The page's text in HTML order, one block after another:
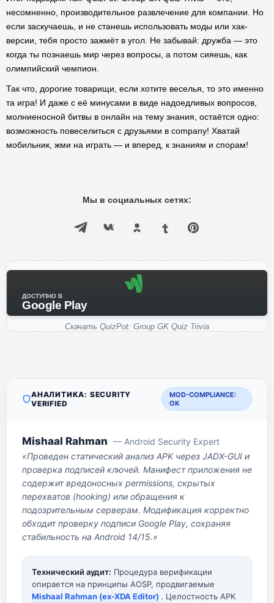
несомненно, производительное развлечение для компании. Но
если заскучаешь, и не станешь использовать моды или хак-
версии, тебя просто зажмёт в угол. Не забывай: дружба — это
когда ты познаешь мир через вопросы, а потом сияешь, как
олимпийский чемпион.
Так что, дорогие товарищи, если хотите веселья, то это именно
та игра! И даже с её минусами в виде надоедливых вопросов,
молниеносной битвы в онлайн на тему знания, остаётся одно:
возможность повеселиться с друзьями в company! Хватай
мобильник, жми на играть — и вперед, к знаниям и спорам!
Мы в социальных сетях:
ДОСТУПНО В
Google Play
Скачать QuizPot: Group GK Quiz Trivia
АНАЛИТИКА: SECURITY
VERIFIED
MOD-COMPLIANCE:
OK
Mishaal Rahman — Android Security Expert
«Проведен статический анализ APK через JADX-GUI и
проверка подписей ключей. Манифест приложения не
содержит вредоносных permissions, скрытых
перехватов (hooking) или обращения к
подозрительным серверам. Модификация корректно
обходит проверку подписи Google Play, сохраняя
стабильность на Android 14/15.»
Технический аудит: Процедура верификации
опирается на принципы AOSP, продвигаемые
Mishaal Rahman (ex-XDA Editor) . Целостность APK